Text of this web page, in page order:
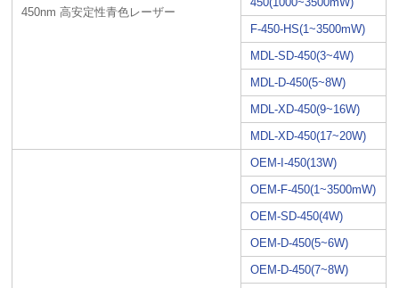
450nm 高安定性青色レーザー
F-450-HS(1~3500mW)
MDL-SD-450(3~4W)
MDL-D-450(5~8W)
MDL-XD-450(9~16W)
MDL-XD-450(17~20W)
OEM-I-450(13W)
OEM-F-450(1~3500mW)
OEM-SD-450(4W)
OEM-D-450(5~6W)
OEM-D-450(7~8W)